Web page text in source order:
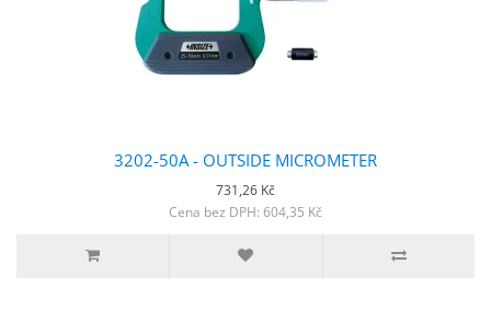
3202-50A - OUTSIDE MICROMETER
731,26 Kč
Cena bez DPH: 604,35 Kč